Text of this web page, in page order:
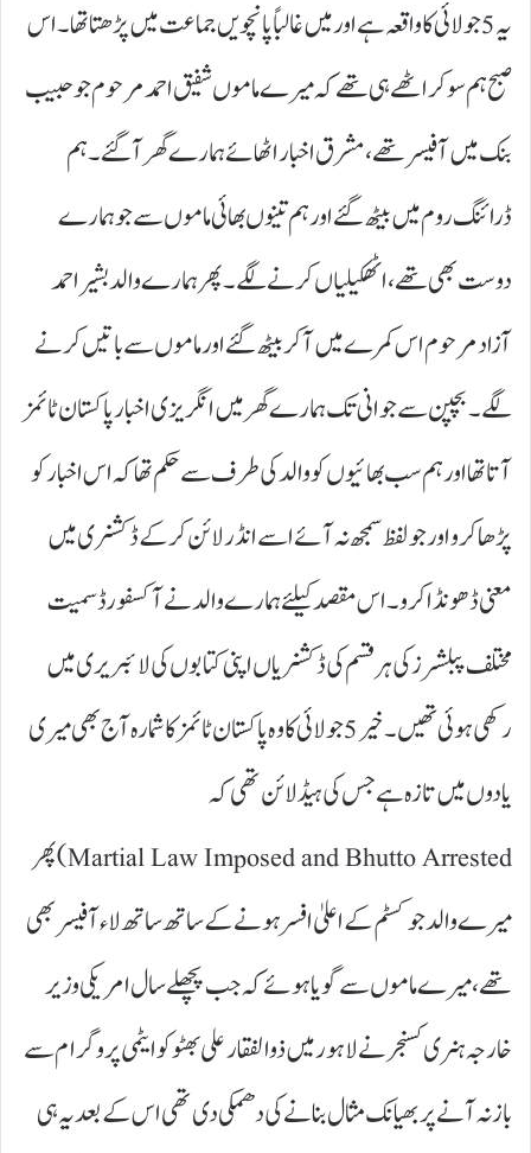
یہ 5 جولائی کا واقعہ ہے اور میں غالباً پانچویں جماعت میں پڑھتا تھا۔اس
صبح ہم سو کر اٹھے ہی تھے کہ میرے ماموں شفیق احمد مرحوم جو حبیب
بنک میں آفیسر تھے، مشرق اخبار اٹھائے ہمارے گھر آگئے۔ ہم
ڈرائنگ روم میں بیٹھ گئے اور ہم تینوں بھائی ماموں سے جو ہمارے
دوست بھی تھے، اٹھکیلیاں کرنے لگے ۔پھر ہمارے والد بشیر احمد
آزاد مرحوم اس کمرے میں آ کر بیٹھ گئے اور ماموں سے باتیں کرنے
لگے۔ بچپن سے جوانی تک ہمارے گھر میں انگریزی اخبار پاکستان ٹائمز
آتا تھا اور ہم سب بھائیوں کو والد کی طرف سے حکم تھا کہ اس اخبار کو
پڑھا کرو اور جو لفظ سمجھ نہ آئے اسے انڈر لائن کر کے ڈکشنری میں
معنی ڈھونڈا کرو۔اس مقصد کیلئےہمارے والد نےآکسفورڈ سمیت
مختلف پبلشرز کی ہر قسم کی ڈکشنریاں اپنی کتابوں کی لائبریری میں
رکھی ہوئی تھیں۔خیر 5 جولائی کا وہ پاکستان ٹائمز کا شمارہ آج بھی میری
یادوں میں تازہ ہے جس کی ہیڈ لائن تھی کہ
Martial Law Imposed and Bhutto Arrested)پھر
میرے والد جو کسٹم کے اعلیٰ افسر ہونے کے ساتھ ساتھ لاءآفیسر بھی
تھے، میرے ماموں سے گویا ہوئے کہ جب پچھلے سال امریکی وزیر
خارجہ ہنری کسنجر نے لاہور میں ذوالفقار علی بھٹو کو ایٹمی پروگرام سے
باز نہ آنے پر بھیانک مثال بنانے کی دھمکی دی تھی اس کے بعد یہ ہی